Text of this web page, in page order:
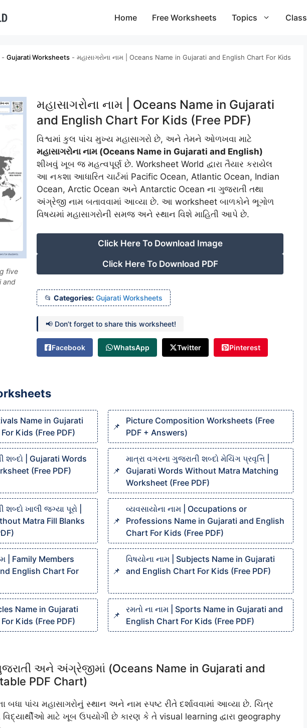
Home Free Worksheets Topics Class
- Gujarati Worksheets - મહાસાગરોના નામ | Oceans Name in Gujarati and English Chart For Kids
five
and
મહાસાગરોના નામ | Oceans Name in Gujarati
and English Chart For Kids (Free PDF)
વિશ્વમાં કુલ પાંચ મુખ્ય મહાસાગરો છે, અને તેમને ઓળખવા માટે
મહાસાગરોના નામ (Oceans Name in Gujarati and English)
શીખવું ખૂબ જ મહત્વપૂર્ણ છે. Worksheet World દ્વારા તૈયાર કરાયેલ
આ નકશા આધારિત ચાર્ટમાં Pacific Ocean, Atlantic Ocean, Indian
Ocean, Arctic Ocean અને Antarctic Ocean ના ગુજરાતી તથા
અંગ્રેજી નામ બતાવવામાં આવ્યા છે. આ worksheet બાળકોને ભૂગોળ
વિષયમાં મહાસાગરોની સમજ અને સ્થાન વિશે માહિતી આપે છે.
Click Here To Download Image
Click Here To Download PDF
Categories: Gujarati Worksheets
📢 Don’t forget to share this worksheet!
Facebook WhatsApp Twitter Pinterest
Name in Gujarati
Kids (Free PDF)
Picture Composition Worksheets (Free
PDF + Answers)
શબ્દો | Gujarati Words
(Free PDF)
માત્રા વગરના ગુજરાતી શબ્દો મેચિંગ પ્રવૃત્તિ |
Gujarati Words Without Matra Matching
Worksheet (Free PDF)
શબ્દો ખાલી જગ્યા પૂરો |
Matra Fill Blanks
વ્યવસાયોના નામ | Occupations or
Professions Name in Gujarati and English
Chart For Kids (Free PDF)
| Family Members
English Chart For
વિષયોના નામ | Subjects Name in Gujarati
and English Chart For Kids (Free PDF)
Name in Gujarati
Kids (Free PDF)
રમતો ના નામ | Sports Name in Gujarati and
English Chart For Kids (Free PDF)
અને અંગ્રેજીમાં (Oceans Name in Gujarati and
PDF Chart)
બધા પાંચ મહાસાગરોનું સ્થાન અને નામ સ્પષ્ટ રીતે દર્શાવવામાં આવ્યા છે. ચિત્ર
વિદ્યાર્થીઓ માટે ખૂબ ઉપયોગી છે કારણ કે તે visual learning દ્વારા geography